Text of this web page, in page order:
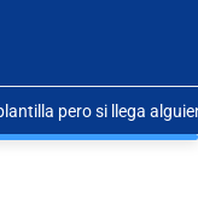
pero si llega